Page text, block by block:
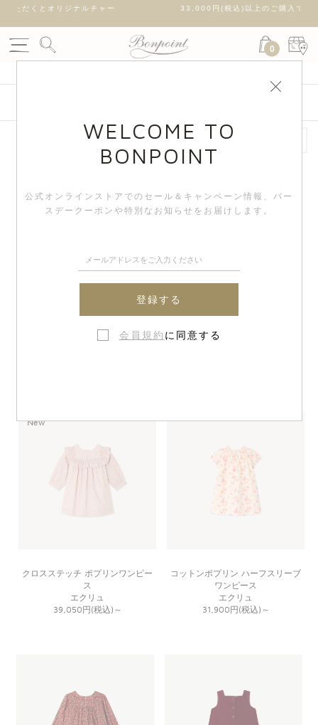
ジナルチャー 33,000円(税込)以上のご購入で送料無料
0
New
ワンピース
New
リバティ スモッキング ワンピース
New
クロスステッチ ポプリンワンピー
ス
エクリュ
39,050円(税込) ～
コットンポプリン ハーフスリーブ
ワンピース
エクリュ
31,900円(税込) ～
WELCOME TO
BONPOINT
公式オンラインストアでのセール＆キャンペーン情報、 バー
スデークーポンや特別なお知らせをお届けします。
登録する
会員規約 に同意する